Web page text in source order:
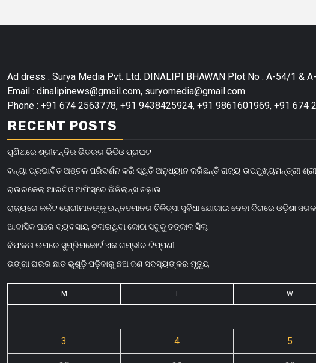
Ad dress : Surya Media Pvt. Ltd. DINALIPI BHAWAN Plot No : A-54/1 &
Email : dinalipinews@gmail.com, suryomedia@gmail.com
Phone : +91 674 2563778, +91 9438425924, +91 9861601969, +91 674
RECENT POSTS
ପୁଣିଥରେ ଶ୍ରୀମନ୍ଦିର ଭିତରର ଭିଡିଓ ପ୍ରଘଟ
ବନ୍ୟା ପ୍ରଭାବିତ ଅଞ୍ଚଳ ପରିଦର୍ଶନ କରି ସ୍ଥିତି ଅନୁଧ୍ୟାନ କରିଛନ୍ତି ରାଜ୍ୟ ଉପମୁଖ୍ୟମନ୍ତ୍ରୀ
ରାଉରକେଲା ଆରଟିଓ ଅଫିସ୍‌ରେ ଭିଜିଲାନ୍ସ ଚଢ଼ାଉ
ରାଜ୍ୟରେ କର୍କଟ ରୋଗୀମାନଙ୍କୁ ଉନ୍ନତମାନର ଚିକିତ୍ସା ସୁବିଧା ଯୋଗାଇ ଦେବା ଦିଗରେ ଓଡ଼ିଶା
ଆବାସିକ ଘରେ ବ୍ୟବସାୟ ଚଳାଇଥିବା କୋଠା ସବୁକୁ ତତ୍କାଳ ସିଲ୍‌
ବିଫଳତା ଉପରେ ସୁପ୍ରିମକୋର୍ଟ ଏକ ଗମ୍ଭୀର ଟିପ୍ପଣୀ
ଭଙ୍ଗା ଘରର ଛାତ ଭୁଶୁଡ଼ି ପଡ଼ିବାରୁ ଛଅ ଜଣ ସଦସ୍ୟଙ୍କର ମୃତ୍ୟୁ
M T W
3 4 5